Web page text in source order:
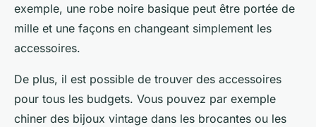
exemple, une robe noire basique peut être portée de
mille et une façons en changeant simplement les
accessoires.
De plus, il est possible de trouver des accessoires
pour tous les budgets. Vous pouvez par exemple
chiner des bijoux vintage dans les brocantes ou les